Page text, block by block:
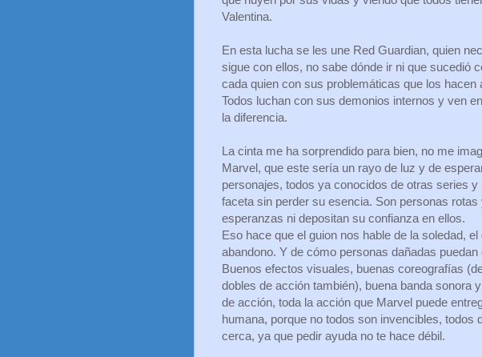
Valentina.
En esta lucha se les une Red Guardian, quien
sigue con ellos, no sabe dónde ir ni que sucedió
cada quien con sus problemáticas que los hacen
Todos luchan con sus demonios internos y ven
la diferencia.
La cinta me ha sorprendido para bien, no me
Marvel, que este sería un rayo de luz y de
personajes, todos ya conocidos de otras series
faceta sin perder su esencia. Son personas
esperanzas ni depositan su confianza en ellos.
Eso hace que el guion nos hable de la soledad,
abandono. Y de cómo personas dañadas
Buenos efectos visuales, buenas coreografías
dobles de acción también), buena banda sonora
de acción, toda la acción que Marvel puede
humana, porque no todos son invencibles, todos
cerca, ya que pedir ayuda no te hace débil.